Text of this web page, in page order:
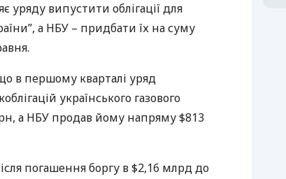
уряду випустити облігації для
а НБУ – придбати їх на суму
в першому кварталі уряд
українського газового
а НБУ продав йому напряму $813
погашення боргу в $2,16 млрд до